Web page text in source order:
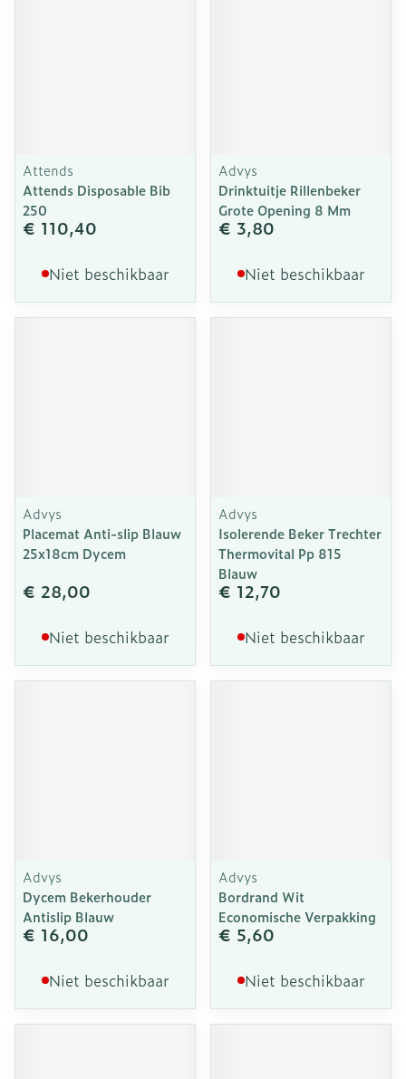
Attends
Attends Disposable Bib
250
€ 110,40
Niet beschikbaar
Advys
Drinktuitje Rillenbeker
Grote Opening 8 Mm
€ 3,80
Niet beschikbaar
Advys
Placemat Anti-slip Blauw
25x18cm Dycem
€ 28,00
Niet beschikbaar
Advys
Isolerende Beker Trechter
Thermovital Pp 815
Blauw
€ 12,70
Niet beschikbaar
Advys
Dycem Bekerhouder
Antislip Blauw
€ 16,00
Niet beschikbaar
Advys
Bordrand Wit
Economische Verpakking
€ 5,60
Niet beschikbaar